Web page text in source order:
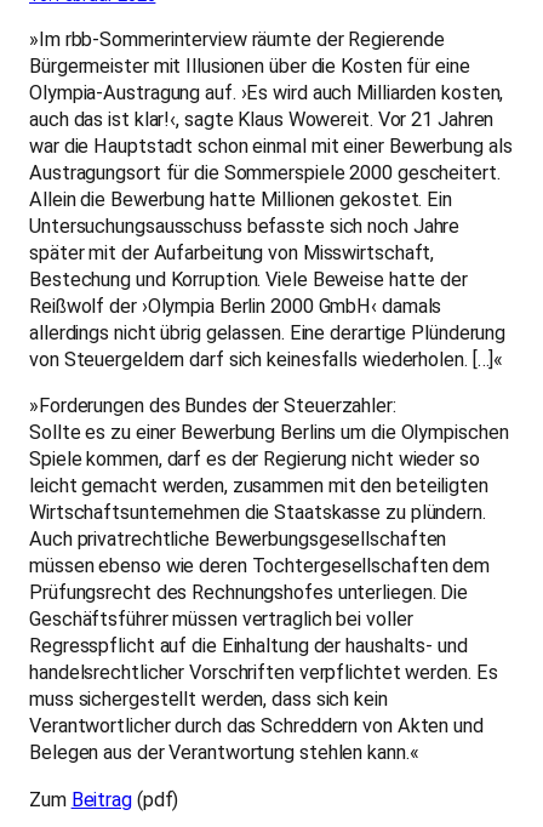
»Im rbb-Sommerinterview räumte der Regierende
Bürgermeister mit Illusionen über die Kosten für eine
Olympia-Austragung auf. ›Es wird auch Milliarden kosten,
auch das ist klar!‹, sagte Klaus Wowereit. Vor 21 Jahren
war die Hauptstadt schon einmal mit einer Bewerbung als
Austragungsort für die Sommerspiele 2000 gescheitert.
Allein die Bewerbung hatte Millionen gekostet. Ein
Untersuchungsausschuss befasste sich noch Jahre
später mit der Aufarbeitung von Misswirtschaft,
Bestechung und Korruption. Viele Beweise hatte der
Reißwolf der ›Olympia Berlin 2000 GmbH‹ damals
allerdings nicht übrig gelassen. Eine derartige Plünderung
von Steuergeldern darf sich keinesfalls wiederholen. […]«
»Forderungen des Bundes der Steuerzahler:
Sollte es zu einer Bewerbung Berlins um die Olympischen
Spiele kommen, darf es der Regierung nicht wieder so
leicht gemacht werden, zusammen mit den beteiligten
Wirtschaftsunternehmen die Staatskasse zu plündern.
Auch privatrechtliche Bewerbungsgesellschaften
müssen ebenso wie deren Tochtergesellschaften dem
Prüfungsrecht des Rechnungshofes unterliegen. Die
Geschäftsführer müssen vertraglich bei voller
Regresspflicht auf die Einhaltung der haushalts- und
handelsrechtlicher Vorschriften verpflichtet werden. Es
muss sichergestellt werden, dass sich kein
Verantwortlicher durch das Schreddern von Akten und
Belegen aus der Verantwortung stehlen kann.«
Zum Beitrag(pdf)